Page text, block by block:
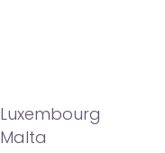
Luxembourg
Malta